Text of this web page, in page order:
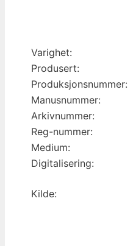
Varighet:
Produsert:
Produksjonsnummer:
Manusnummer:
Arkivnummer:
Reg-nummer:
Medium:
Digitalisering:
Kilde: